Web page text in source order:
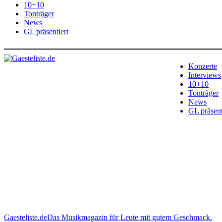
10+10
Tonträger
News
GL präsentiert
Konzerte
Interviews
10+10
Tonträger
News
GL
Gaesteliste.deDas Musikmagazin für Leute mit gutem Geschmack.